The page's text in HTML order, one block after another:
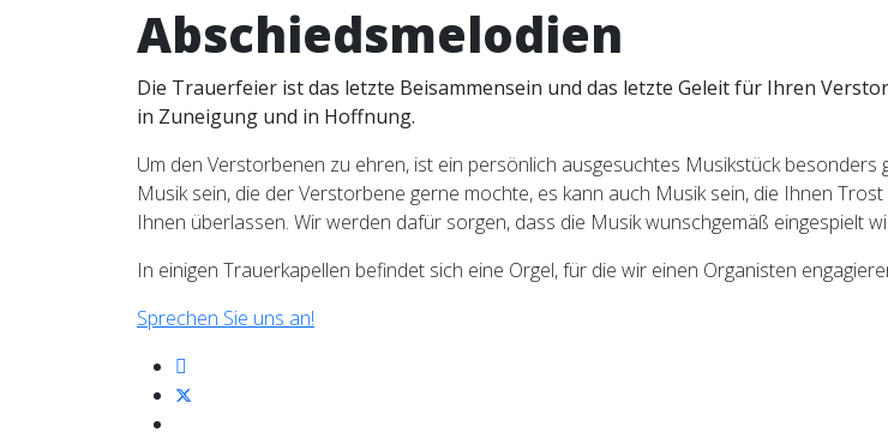
Abschiedsmelodien
Die Trauerfeier ist das letzte Beisammensein und das letzte Geleit für Ihren
in Zuneigung und in Hoffnung.
Um den Verstorbenen zu ehren, ist ein persönlich ausgesuchtes Musikstück
Musik sein, die der Verstorbene gerne mochte, es kann auch Musik sein, die Ihnen
Ihnen überlassen. Wir werden dafür sorgen, dass die Musik wunschgemäß eingespielt
In einigen Trauerkapellen befindet sich eine Orgel, für die wir einen Organisten
Sprechen Sie uns an!